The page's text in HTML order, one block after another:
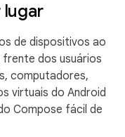
lugar
de dispositivos ao
frente dos usuários
computadores,
virtuais do Android
Compose fácil de